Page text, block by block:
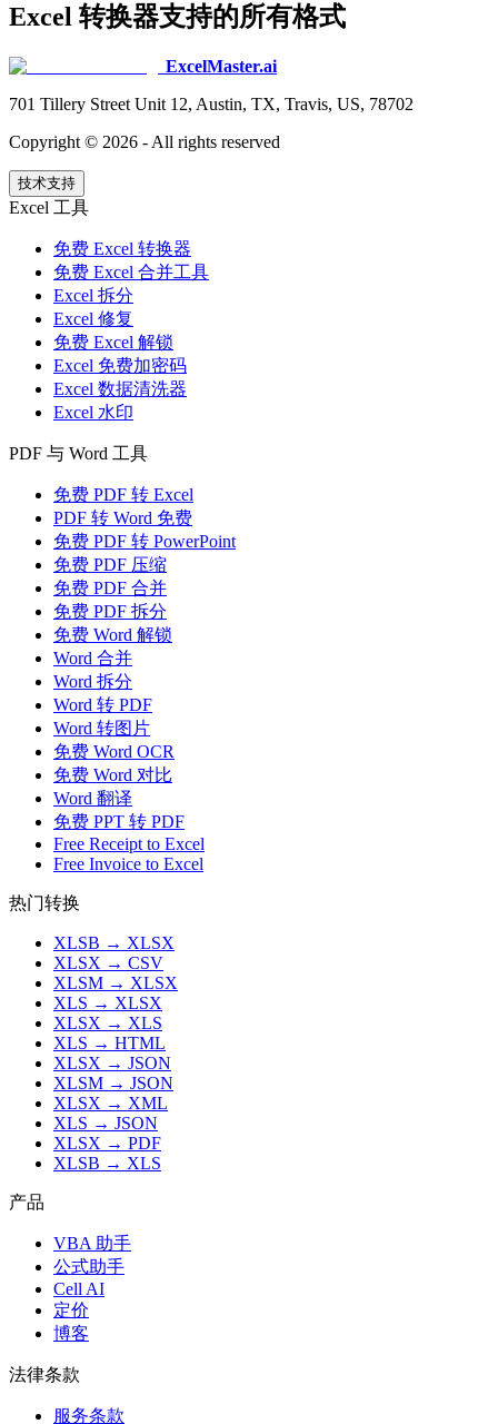
Excel 转换器支持的所有格式
ExcelMaster.ai
701 Tillery Street Unit 12, Austin, TX, Travis, US, 78702
Copyright © 2026 - All rights reserved
技术支持
Excel 工具
免费 Excel 转换器
免费 Excel 合并工具
Excel 拆分
Excel 修复
免费 Excel 解锁
Excel 免费加密码
Excel 数据清洗器
Excel 水印
PDF 与 Word 工具
免费 PDF 转 Excel
PDF 转 Word 免费
免费 PDF 转 PowerPoint
免费 PDF 压缩
免费 PDF 合并
免费 PDF 拆分
免费 Word 解锁
Word 合并
Word 拆分
Word 转 PDF
Word 转图片
免费 Word OCR
免费 Word 对比
Word 翻译
免费 PPT 转 PDF
Free Receipt to Excel
Free Invoice to Excel
热门转换
XLSB → XLSX
XLSX → CSV
XLSM → XLSX
XLS → XLSX
XLSX → XLS
XLS → HTML
XLSX → JSON
XLSM → JSON
XLSX → XML
XLS → JSON
XLSX → PDF
XLSB → XLS
产品
VBA 助手
公式助手
Cell AI
定价
博客
法律条款
服务条款